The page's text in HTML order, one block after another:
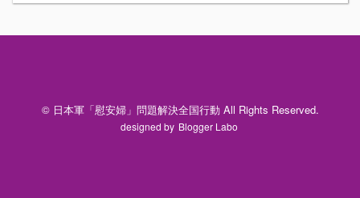
© 日本軍「慰安婦」問題解決全国行動 All Rights Reserved.
designed by Blogger Labo